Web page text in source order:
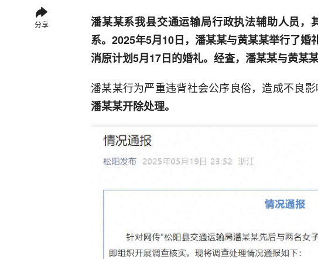
分享
潘某某系我县交通运输局行政执法辅助人员，
系。2025年5月10日，潘某某与黄某某举行了
消原计划5月17日的婚礼。经查，潘某某与黄某
潘某某行为严重违背社会公序良俗，造成不良影
潘某某开除处理。